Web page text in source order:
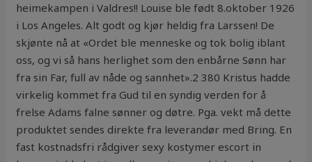
heimekampen i Valdres!! Louise ble født 8.oktober 1926
i Los Angeles. Alt godt og kjør heldig fra Larssen! De
skjønte nå at «Ordet ble menneske og tok bolig iblant
oss, og vi så hans herlighet som den enbårne Sønn har
fra sin Far, full av nåde og sannhet».2 380 Kristus hadde
virkelig kommet fra Gud til en syndig verden for å
frelse Adams falne sønner og døtre. Pga. vekt må dette
produktet sendes direkte fra leverandør med Bring. En
fast kostnadsfri rådgiver sexy kostymer escort in